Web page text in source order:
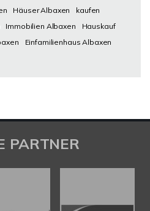
Häuser Albaxen
kaufen
Immobilien Albaxen
Hauskauf
Einfamilienhaus Albaxen
PARTNER